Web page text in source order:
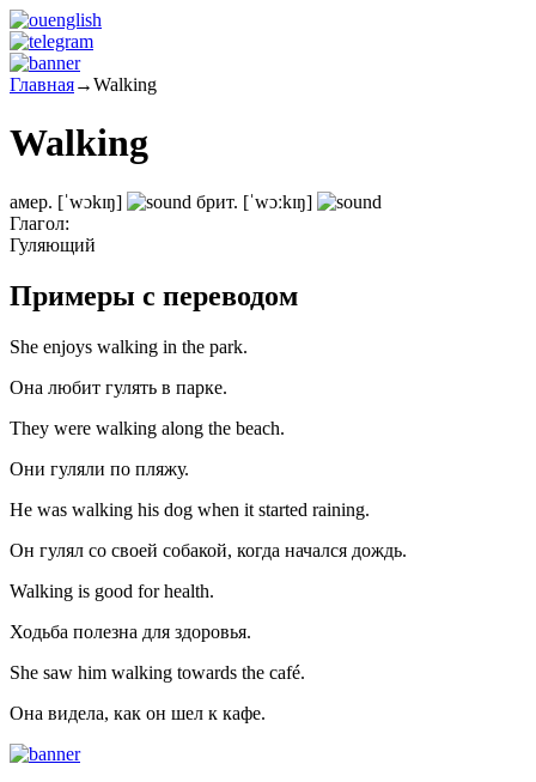
Главная→Walking
Walking
амер. [ˈwɔkɪŋ] брит. [ˈwɔːkɪŋ]
Глагол:
Гуляющий
Примеры с переводом
She enjoys walking in the park.
Она любит гулять в парке.
They were walking along the beach.
Они гуляли по пляжу.
He was walking his dog when it started raining.
Он гулял со своей собакой, когда начался дождь.
Walking is good for health.
Ходьба полезна для здоровья.
She saw him walking towards the café.
Она видела, как он шел к кафе.